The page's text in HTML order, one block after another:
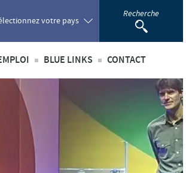
votre pays
Portugal
Recherche
métiers
de recrutement
BLUE LINKS
S'inscrire
CONTACT